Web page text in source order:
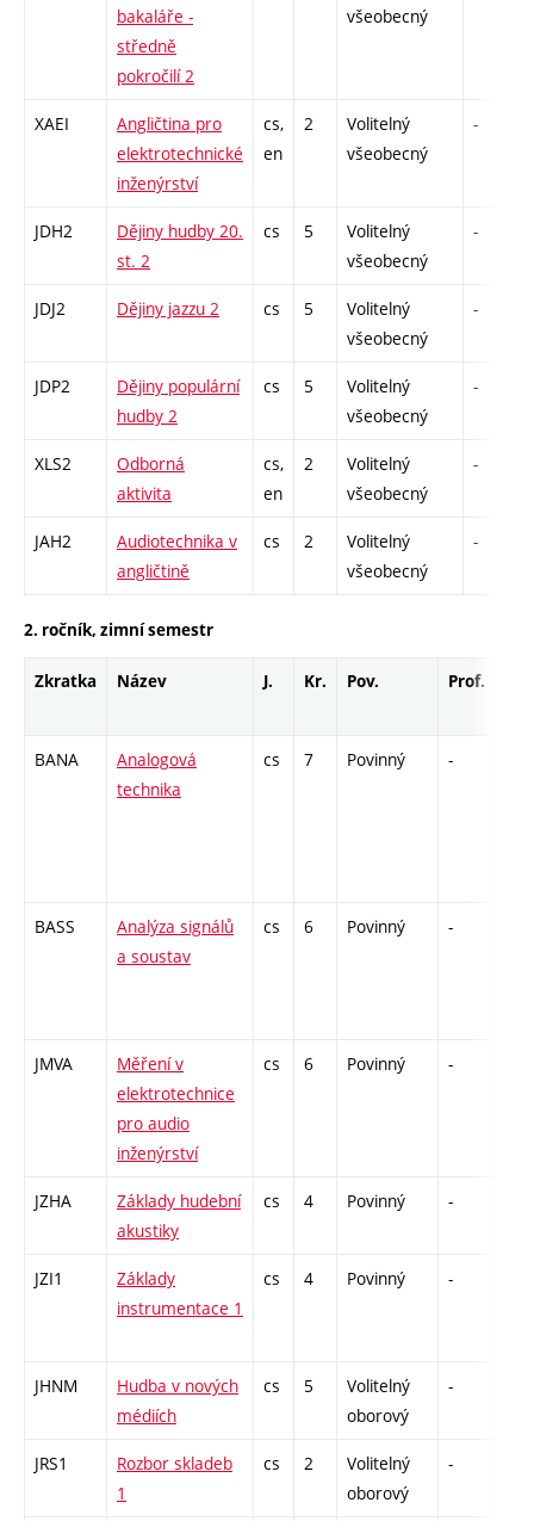
bakaláře -
středně
pokročilí 2
všeobecný
XAEI
Angličtina pro
elektrotechnické
inženýrství
cs,
en
2
Volitelný
všeobecný
-
JDH2
Dějiny hudby 20.
st. 2
cs 5
Volitelný
všeobecný
-
JDJ2 Dějiny jazzu 2 cs 5
Volitelný
všeobecný
-
JDP2
Dějiny populární
hudby 2
cs 5
Volitelný
všeobecný
-
XLS2
Odborná
aktivita
cs,
en
2
Volitelný
všeobecný
-
JAH2
Audiotechnika v
angličtině
cs 2
Volitelný
všeobecný
-
2. ročník, zimní semestr
Zkratka Název J. Kr. Pov. Prof.
BANA
Analogová
technika
cs 7 Povinný -
BASS
Analýza signálů
a soustav
cs 6 Povinný -
JMVA
Měření v
elektrotechnice
pro audio
inženýrství
cs 6 Povinný -
JZHA
Základy hudební
akustiky
cs 4 Povinný -
JZI1
Základy
instrumentace 1
cs 4 Povinný -
JHNM
Hudba v nových
médiích
cs 5
Volitelný
oborový
-
JRS1
Rozbor skladeb
1
cs 2
Volitelný
oborový
-